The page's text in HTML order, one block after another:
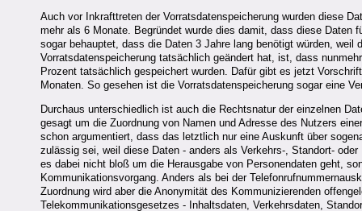
Auch vor Inkrafttreten der Vorratsdatenspeicherung wurden diese
mehr als 6 Monate. Begründet wurde dies damit, dass diese Daten
sogar behauptet, dass die Daten 3 Jahre lang benötigt würden,
Vorratsdatenspeicherung tatsächlich geändert hat, ist, dass
Prozent tatsächlich gespeichert wurden. Dafür gibt es jetzt
Monaten. So gesehen ist die Vorratsdatenspeicherung sogar eine
Durchaus unterschiedlich ist auch die Rechtsnatur der einzelnen
gesagt um die Zuordnung von Namen und Adresse des Nutzers
schon argumentiert, dass das letztlich nur eine Auskunft über
zulässig sei, weil diese Daten - anders als Verkehrs-, Standort-
es dabei nicht bloß um die Herausgabe von Personendaten geht,
Kommunikationsvorgang. Anders als bei der
Zuordnung wird aber die Anonymität des Kommunizierenden
Telekommunikationsgesetzes - Inhaltsdaten, Verkehrsdaten,